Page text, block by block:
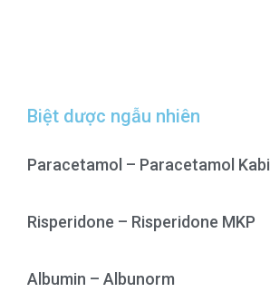
Biệt dược ngẫu nhiên
Paracetamol – Paracetamol Kabi
Risperidone – Risperidone MKP
Albumin – Albunorm